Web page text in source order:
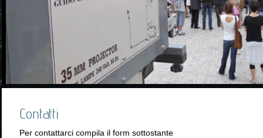
Contatti
Per contattarci compila il form sottostante